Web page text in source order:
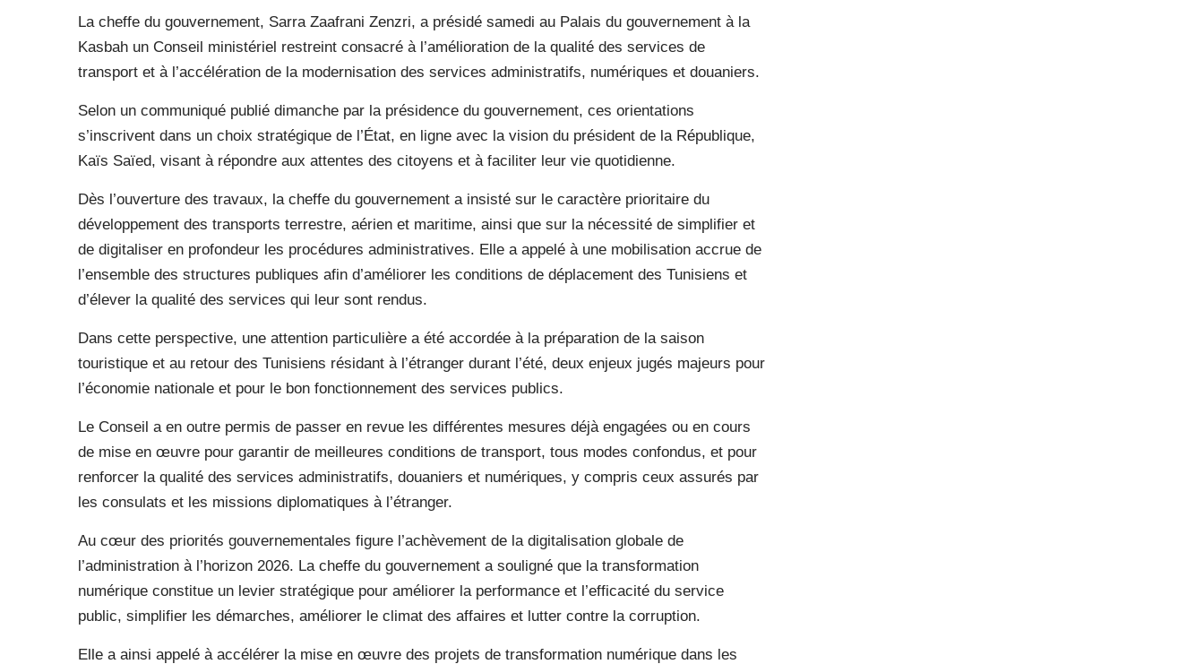
La cheffe du gouvernement, Sarra Zaafrani Zenzri, a présidé samedi au Palais du gouvernement à la
Kasbah un Conseil ministériel restreint consacré à l’amélioration de la qualité des services de
transport et à l’accélération de la modernisation des services administratifs, numériques et douaniers.
Selon un communiqué publié dimanche par la présidence du gouvernement, ces orientations
s’inscrivent dans un choix stratégique de l’État, en ligne avec la vision du président de la République,
Kaïs Saïed, visant à répondre aux attentes des citoyens et à faciliter leur vie quotidienne.
Dès l’ouverture des travaux, la cheffe du gouvernement a insisté sur le caractère prioritaire du
développement des transports terrestre, aérien et maritime, ainsi que sur la nécessité de simplifier et
de digitaliser en profondeur les procédures administratives. Elle a appelé à une mobilisation accrue de
l’ensemble des structures publiques afin d’améliorer les conditions de déplacement des Tunisiens et
d’élever la qualité des services qui leur sont rendus.
Dans cette perspective, une attention particulière a été accordée à la préparation de la saison
touristique et au retour des Tunisiens résidant à l’étranger durant l’été, deux enjeux jugés majeurs pour
l’économie nationale et pour le bon fonctionnement des services publics.
Le Conseil a en outre permis de passer en revue les différentes mesures déjà engagées ou en cours
de mise en œuvre pour garantir de meilleures conditions de transport, tous modes confondus, et pour
renforcer la qualité des services administratifs, douaniers et numériques, y compris ceux assurés par
les consulats et les missions diplomatiques à l’étranger.
Au cœur des priorités gouvernementales figure l’achèvement de la digitalisation globale de
l’administration à l’horizon 2026. La cheffe du gouvernement a souligné que la transformation
numérique constitue un levier stratégique pour améliorer la performance et l’efficacité du service
public, simplifier les démarches, améliorer le climat des affaires et lutter contre la corruption.
Elle a ainsi appelé à accélérer la mise en œuvre des projets de transformation numérique dans les